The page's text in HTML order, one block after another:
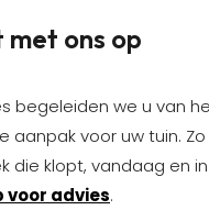
ons op
begeleiden we u van
aanpak voor uw tuin.
die klopt, vandaag en
voor advies.